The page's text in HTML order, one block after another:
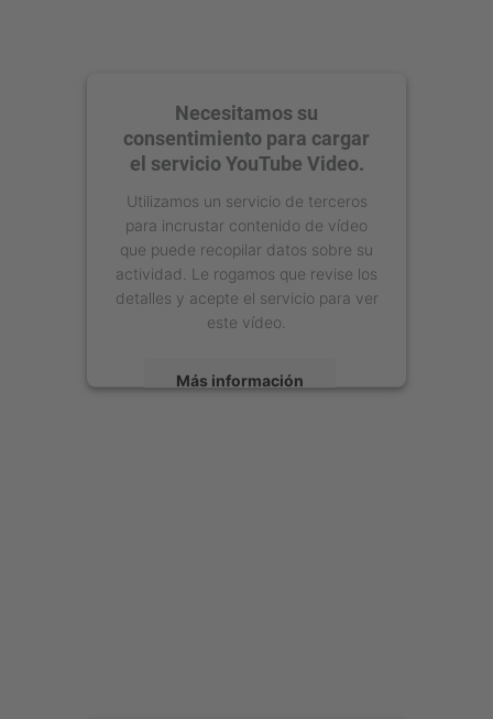
Necesitamos su
consentimiento para cargar
el servicio YouTube Video.
Utilizamos un servicio de terceros
para incrustar contenido de vídeo
que puede recopilar datos sobre su
actividad. Le rogamos que revise los
detalles y acepte el servicio para ver
este vídeo.
Más información